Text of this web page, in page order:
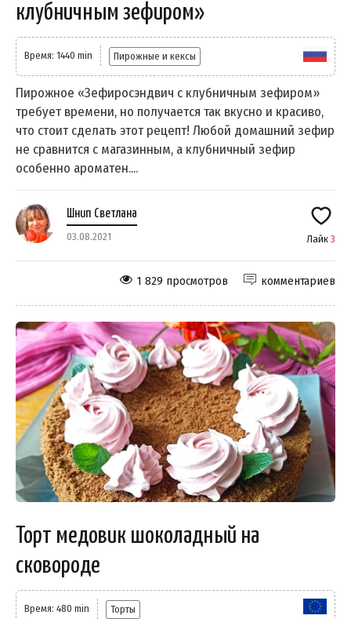
клубничным зефиром»
Время: 1440 min Пирожные и кексы
Пирожное «Зефиросэндвич с клубничным зефиром»
требует времени, но получается так вкусно и красиво,
что стоит сделать этот рецепт! Любой домашний зефир
не сравнится с магазинным, а клубничный зефир
особенно ароматен....
Шнип Светлана
03.08.2021 Лайк 3
комментариев
1 829 просмотров
Торт медовик шоколадный на
сковороде
Время: 480 min Торты